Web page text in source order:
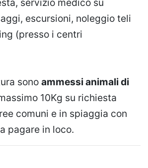
escursioni, noleggio teli
(presso i centri
sono ammessi animali di
10Kg su richiesta
comuni e in spiaggia con
pagare in loco.